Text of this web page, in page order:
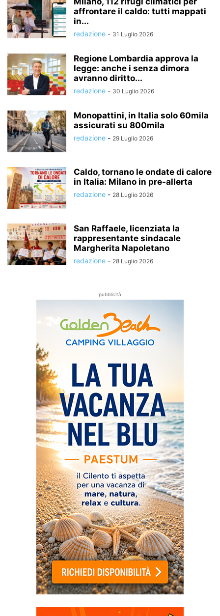
affrontare il caldo: tutti mappati
in...
redazione - 31 Luglio 2026
Regione Lombardia approva la
legge: anche i senza dimora
avranno diritto...
redazione - 30 Luglio 2026
Monopattini, in Italia solo 60mila
assicurati su 800mila
redazione - 29 Luglio 2026
Caldo, tornano le ondate di calore
in Italia: Milano in pre-allerta
redazione - 28 Luglio 2026
San Raffaele, licenziata la
rappresentante sindacale
Margherita Napoletano
redazione - 28 Luglio 2026
pubblicità